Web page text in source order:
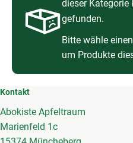
So geht's
Unsere regionalen
dieser Kategorie
gefunden.
Bitte wähle
um Produkte
Kontakt
Abokiste Apfeltraum
Marienfeld 1c